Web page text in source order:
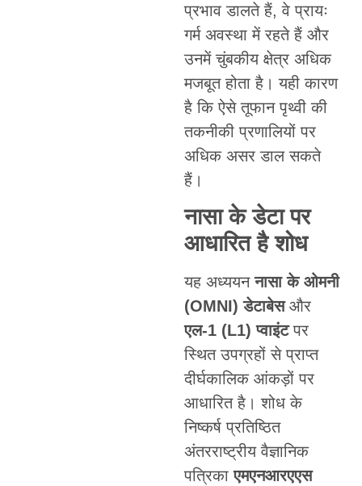
प्रभाव डालते हैं, वे प्रायः
गर्म अवस्था में रहते हैं और
उनमें चुंबकीय क्षेत्र अधिक
मजबूत होता है। यही कारण
है कि ऐसे तूफान पृथ्वी की
तकनीकी प्रणालियों पर
अधिक असर डाल सकते
हैं।
नासा के डेटा पर
आधारित है शोध
यह अध्ययननासा के ओमनी
(OMNI) डेटाबेसऔर
एल-1 (L1) प्वाइंटपर
स्थित उपग्रहों से प्राप्त
दीर्घकालिक आंकड़ों पर
आधारित है। शोध के
निष्कर्ष प्रतिष्ठित
अंतरराष्ट्रीय वैज्ञानिक
पत्रिकाएमएनआरएएस